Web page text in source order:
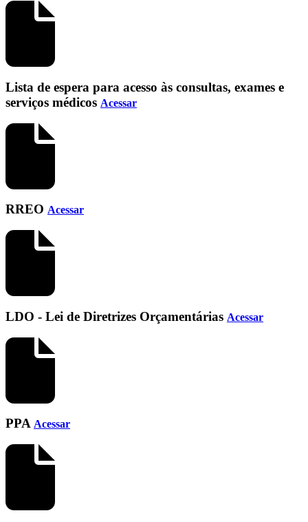
Lista de espera para acesso às consultas, exames e
serviços médicos Acessar
RREO Acessar
LDO - Lei de Diretrizes Orçamentárias Acessar
PPA Acessar